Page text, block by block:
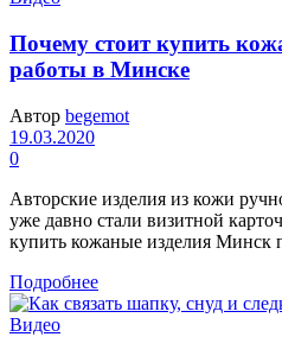
Почему стоит купить
работы в Минске
Автор begemot
19.03.2020
0
Авторские изделия из кожи
уже давно стали визитной
купить кожаные изделия Минск
Подробнее
Видео